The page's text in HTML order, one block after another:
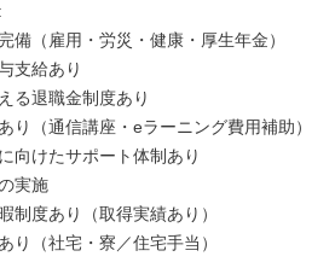
備（雇用・労災・健康・厚生年金）
支給あり
る退職金制度あり
り（通信講座・eラーニング費用補助）
向けたサポート体制あり
実施
制度あり（取得実績あり）
り（社宅・寮／住宅手当）